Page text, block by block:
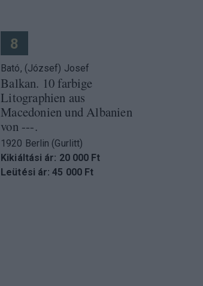
8
Bató, (József) Josef
Balkan. 10 farbige
Litographien aus
Macedonien und Albanien
von ---.
1920 Berlin (Gurlitt)
Kikiáltási ár: 20 000 Ft
Leütési ár: 45 000 Ft